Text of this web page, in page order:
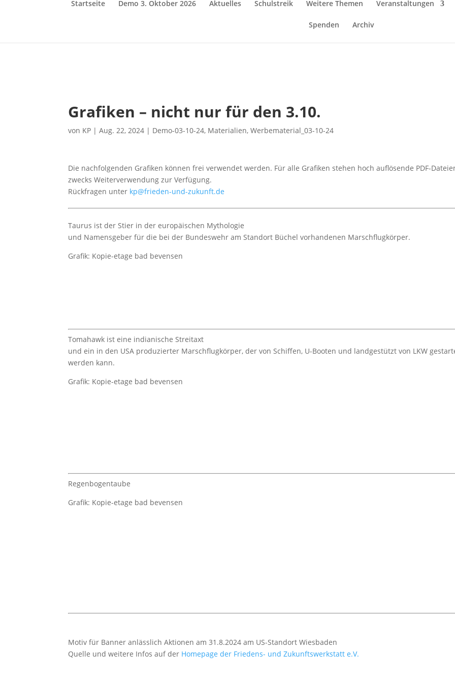
Startseite Demo 3. Oktober 2026 Aktuelles Schulstreik Weitere Themen Veranstaltungen
Spenden Archiv
Grafiken – nicht nur für den 3.10.
von KP |Aug. 22, 2024 | Demo-03-10-24, Materialien,Werbematerial_03-10-24
Die nachfolgenden Grafiken können frei verwendet werden. Für alle Grafiken stehen hoch auflösende PDF-
zwecks Weiterverwendung zur Verfügung.
Rückfragen unter kp@frieden-und-zukunft.de
Taurus ist der Stier in der europäischen Mythologie
und Namensgeber für die bei der Bundeswehr am Standort Büchel vorhandenen Marschflugkörper.
Grafik: Kopie-etage bad bevensen
Tomahawk ist eine indianische Streitaxt
und ein in den USA produzierter Marschflugkörper, der von Schiffen, U-Booten und landgestützt von LKW
werden kann.
Grafik: Kopie-etage bad bevensen
Regenbogentaube
Grafik: Kopie-etage bad bevensen
Motiv für Banner anlässlich Aktionen am 31.8.2024 am US-Standort Wiesbaden
Quelle und weitere Infos auf der Homepage der Friedens- und Zukunftswerkstatt e.V.